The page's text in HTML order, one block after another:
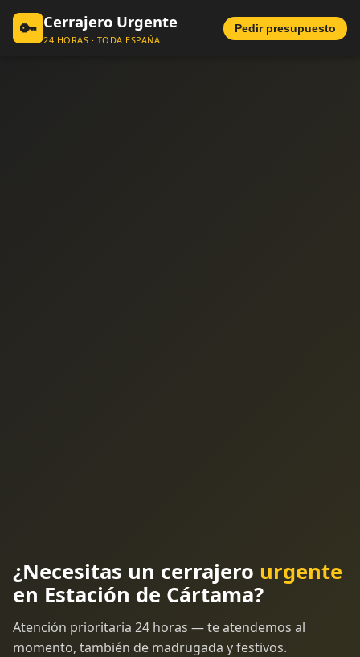
🔑 Cerrajero Urgente
24 HORAS · TODA ESPAÑA
Pedir presupuesto
¿Necesitas un cerrajero urgente
en Estación de Cártama?
Atención prioritaria 24 horas — te atendemos al
momento, también de madrugada y festivos.